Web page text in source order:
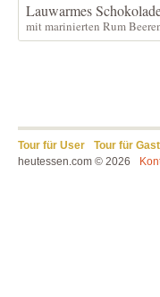
Lauwarmes
mit marinierten Rum
Tour für User Tour für
heutessen.com © 2026